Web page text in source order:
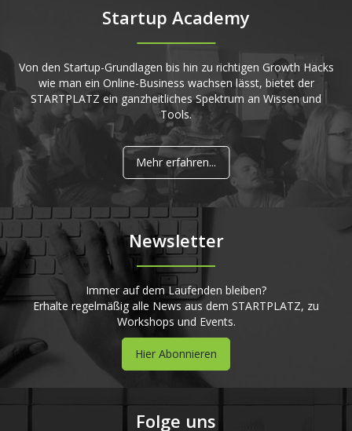
Startup Academy
Von den Startup-Grundlagen bis hin zu richtigen Growth Hacks
wie man ein Online-Business wachsen lässt, bietet der
STARTPLATZ ein ganzheitliches Spektrum an Wissen und
Tools.
Mehr erfahren...
Newsletter
Immer auf dem Laufenden bleiben?
Erhalte regelmäßig alle News aus dem STARTPLATZ, zu
Workshops und Events.
Hier Abonnieren
Folge uns